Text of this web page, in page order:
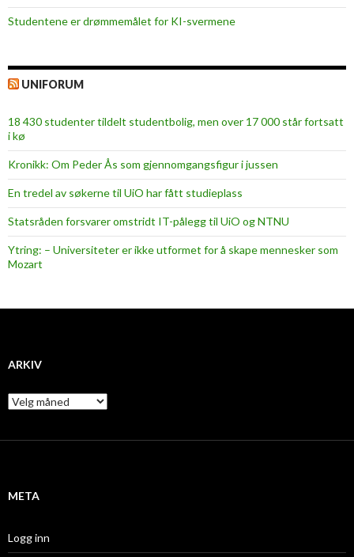
Studentene er drømmemålet for KI-svermene
UNIFORUM
18 430 studenter tildelt studentbolig, men over 17 000 står fortsatt
i kø
Kronikk: Om Peder Ås som gjennomgangsfigur i jussen
En tredel av søkerne til UiO har fått studieplass
Statsråden forsvarer omstridt IT-pålegg til UiO og NTNU
Ytring: – Universiteter er ikke utformet for å skape mennesker som
Mozart
ARKIV
A
r
i
META
Logg inn